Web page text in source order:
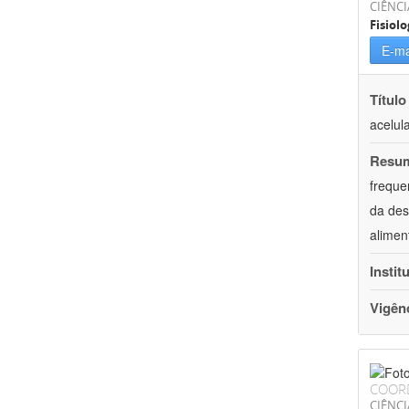
E-
da